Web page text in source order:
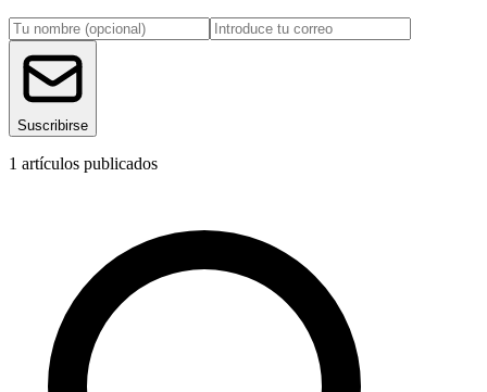
Suscribirse
1 artículos publicados